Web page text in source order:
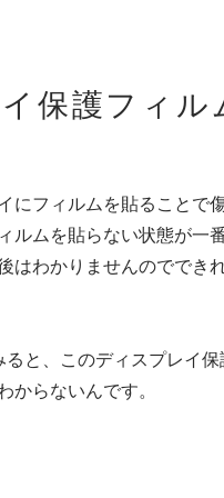
保護フィル
にフィルムを貼ることで
ルムを貼らない状態が一
はわかりませんのででき
と、このディスプレイ
からないんです。